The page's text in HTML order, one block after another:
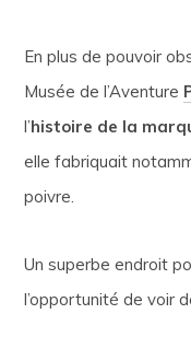
En plus de pouvoir
Musée de l’Aventure
l’histoire de la
elle fabriquait
poivre.
Un superbe endroit
l’opportunité de voir